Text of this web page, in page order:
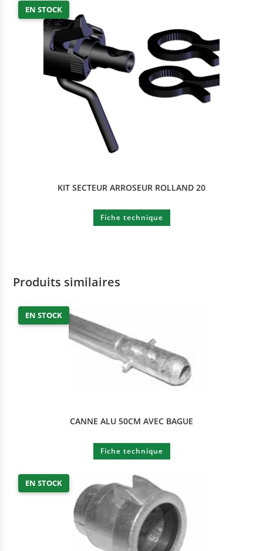
EN STOCK
KIT SECTEUR ARROSEUR ROLLAND 20
Fiche technique
Produits similaires
EN STOCK
CANNE ALU 50CM AVEC BAGUE
Fiche technique
EN STOCK